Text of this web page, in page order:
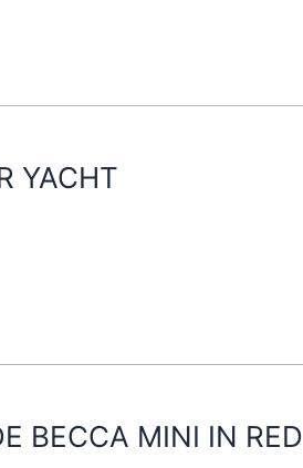
YACHT
BECCA MINI IN RED